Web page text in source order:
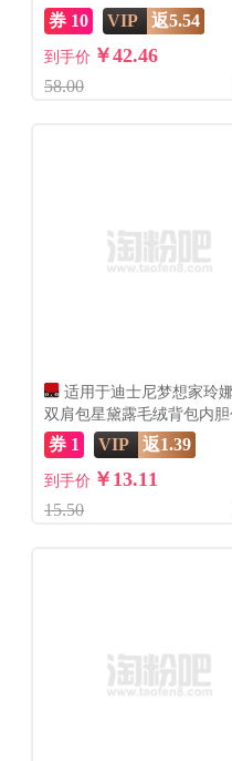
瀑款
券 10 VIP 返5.54
到手价 ￥42.46
58.00
适用于迪士尼梦想家玲
双肩包星黛露毛绒背包内
券 1 VIP 返1.39
到手价 ￥13.11
15.50